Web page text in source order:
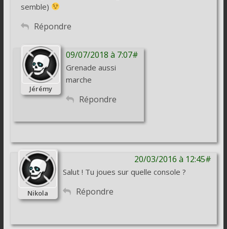
semble)
Répondre
09/07/2018 à 7:07#
Jérémy
Grenade aussi
marche
Répondre
20/03/2016 à 12:45#
Nikola
Salut ! Tu joues sur quelle console ?
Répondre